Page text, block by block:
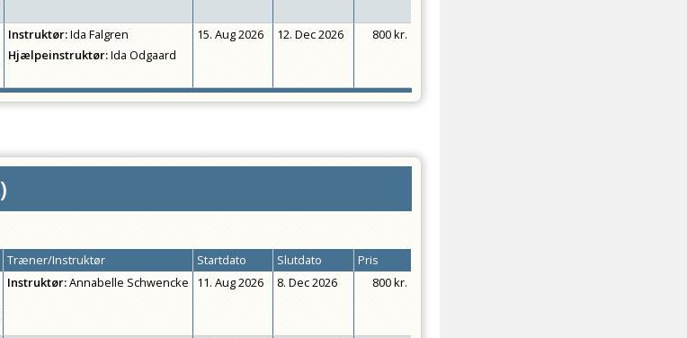
Instruktør:Ida Falgren
Hjælpeinstruktør:Ida Odgaard
15. Aug 2026 12. Dec 2026 800 kr.
)
Træner/Instruktør Startdato Slutdato
Pris
Instruktør:Annabelle Schwencke 11. Aug 2026 8. Dec 2026 800 kr.